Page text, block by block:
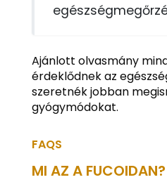
Ajánlott olvasmány
érdeklődnek az
szeretnék jobban
gyógymódokat.
FAQS
MI AZ A FUCOIDAN?